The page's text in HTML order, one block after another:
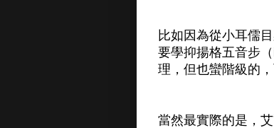
比如因為從小耳儒
要學抑揚格五音步
理，但也蠻階級的
當然最實際的是，